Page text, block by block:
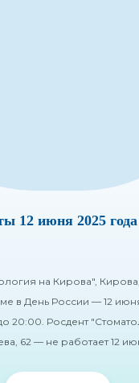
12 июня 2025 года
на Кирова",
в День России — 12
20:00. Росдент
62 — не работает 12